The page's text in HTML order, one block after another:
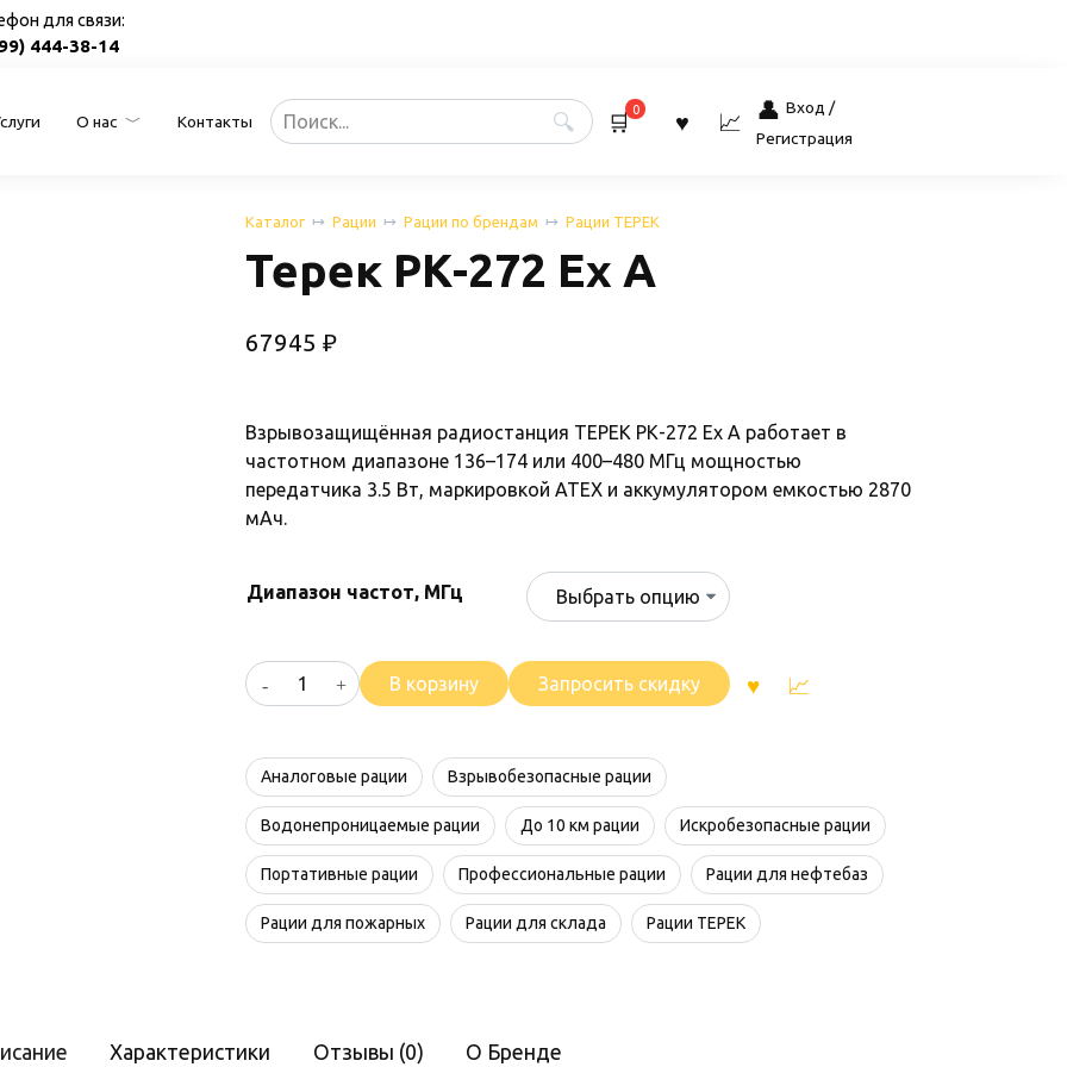
для связи:
444-38-14
О нас Контакты
Search
for:
0
Вход /
Регистрация
Каталог Рации Рации по брендам Рации ТЕРЕК
Терек РК-272 Ex А
67945 ₽
Взрывозащищённая радиостанция ТЕРЕК РК-272 Ex А работает в
частотном диапазоне 136–174 или 400–480 МГц мощностью
передатчика 3.5 Вт, маркировкой ATEX и аккумулятором емкостью 2870
мАч.
Диапазон частот, МГц
Количество
товара
РК-272
Ex
А
В корзину Запросить скидку
Аналоговые рации Взрывобезопасные рации
Водонепроницаемые рации До 10 км рации Искробезопасные рации
Портативные рации Профессиональные рации Рации для нефтебаз
Рации для пожарных Рации для склада Рации ТЕРЕК
Характеристики Отзывы (0) О Бренде